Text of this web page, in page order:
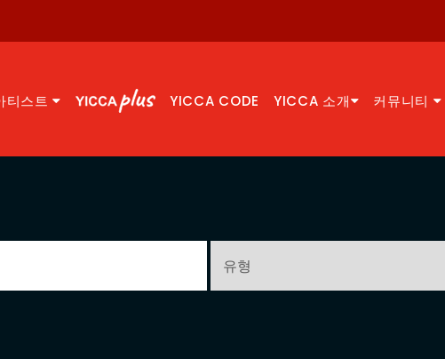
티스트 YICCA CODE YICCA 소개 커뮤니티